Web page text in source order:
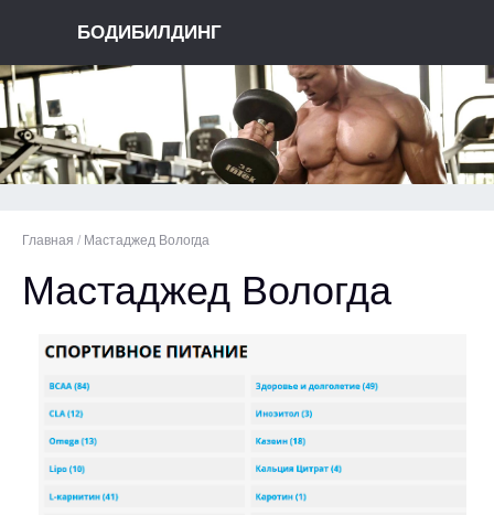
БОДИБИЛДИНГ
Главная / Мастаджед Вологда
Мастаджед Вологда